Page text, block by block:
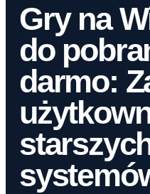
Gry na
do
darmo: